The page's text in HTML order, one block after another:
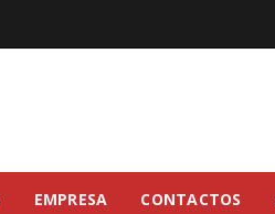
EMPRESA CONTACTOS